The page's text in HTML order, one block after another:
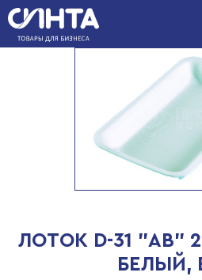
ЛОТОК D-31 "АВ"
БЕЛЫЙ,